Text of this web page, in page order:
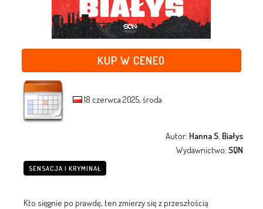
KUP W CENEO
18 czerwca 2025, środa
Autor: Hanna S. Białys
Wydawnictwo:SQN
SENSACJA I KRYMINAŁ
Kto sięgnie po prawdę, ten zmierzy się z przeszłością